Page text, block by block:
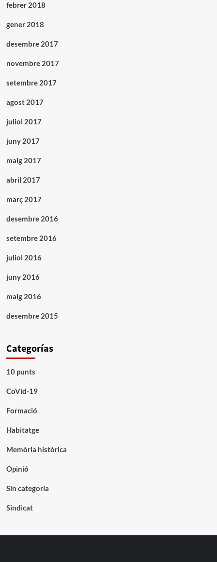
febrer 2018
gener 2018
desembre 2017
novembre 2017
setembre 2017
agost 2017
juliol 2017
juny 2017
maig 2017
abril 2017
març 2017
desembre 2016
setembre 2016
juliol 2016
juny 2016
maig 2016
desembre 2015
Categorías
10 punts
CoVid-19
Formació
Habitatge
Memòria històrica
Opinió
Sin categoría
Sindicat